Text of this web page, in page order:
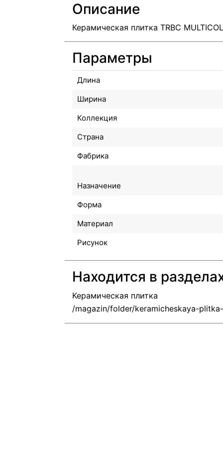
Описание
Керамическая плитка TRBC
Параметры
Длина
Ширина
Коллекция
Страна
Фабрика
Назначение
Форма
Материал
Рисунок
Находится в
Керамическая плитка